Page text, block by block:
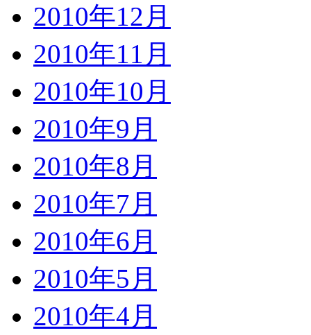
2010年12月
2010年11月
2010年10月
2010年9月
2010年8月
2010年7月
2010年6月
2010年5月
2010年4月